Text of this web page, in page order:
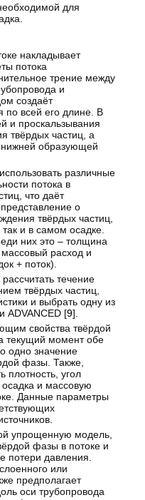
для
накладывает
потока
трение между
и
создаёт
по всей его длине. В
и проскальзывания
твёрдых частиц, а
образующей
различные
потока в
что даёт
о
твёрдых частиц,
и в самом осадке.
них это – толщина
расход и
+ поток).
течение
твёрдых частиц,
и выбрать одну из
ADVANCED [9].
свойства твёрдой
текущий момент обе
одно значение
фазы. Также,
плотность, угол
осадка и массовую
Данные параметры
упрощенную модель,
фазы в потоке и
потери давления.
или
предполагает
оси трубопровода